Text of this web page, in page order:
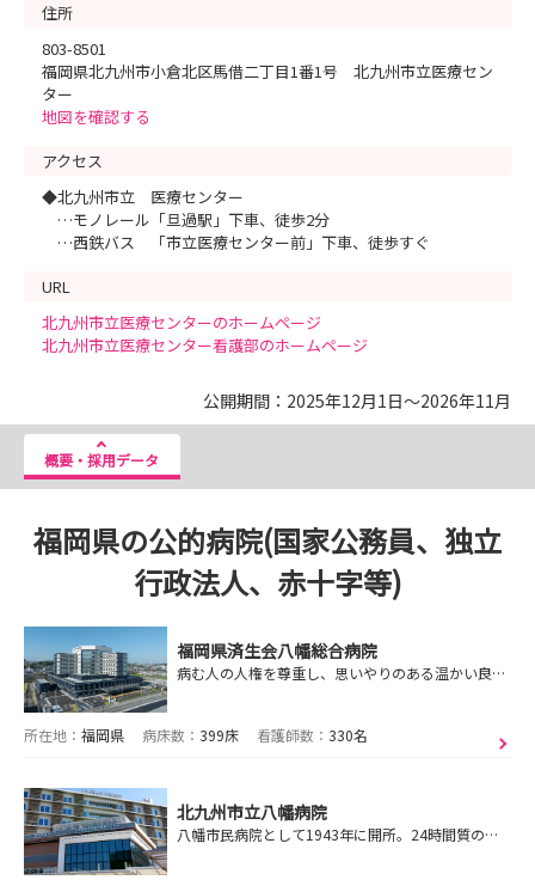
住所
803-8501
福岡県北九州市小倉北区馬借二丁目1番1号 北九州市立医療セン
ター
地図を確認する
アクセス
◆北九州市立 医療センター
…モノレール「旦過駅」下車、徒歩2分
…西鉄バス 「市立医療センター前」下車、徒歩すぐ
URL
北九州市立医療センターのホームページ
北九州市立医療センター看護部のホームページ
公開期間：2025年12月1日～2026年11月
概要・採用データ
福岡県の公的病院(国家公務員、独立
行政法人、赤十字等)
福岡県済生会八幡総合病院
病む人の人権を尊重し、思いやりのある温かい良質な看護を提供します。
所在地： 福岡県 病床数： 399床 看護師数： 330名
北九州市立八幡病院
八幡市民病院として1943年に開所。24時間質の高い医療を提供し、総合救急医療提供の柱となっています。